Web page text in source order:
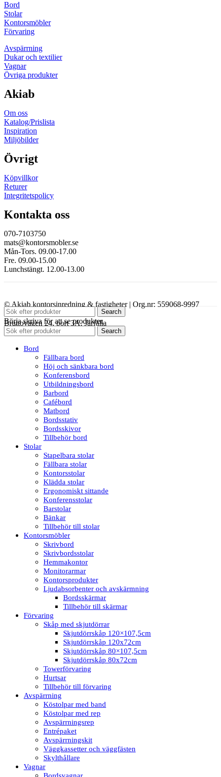
Bord
Stolar
Kontorsmöbler
Förvaring
Avspärrning
Dukar och textilier
Vagnar
Övriga produkter
Akiab
Om oss
Katalog/Prislista
Inspiration
Miljöbilder
Övrigt
Köpvillkor
Returer
Integritetspolicy
Kontakta oss
070-7103750
mats@kontorsmobler.se
Mån-Tors. 09.00-17.00
Fre. 09.00-15.00
Lunchstängt. 12.00-13.00
© Akiab kontorsinredning & fastigheter | Org.nr: 559068-9997
Bruttovägen 24, port 3A, Järfälla
Search
Börja skriva för att se produkter.
Search
Bord
Fällbara bord
Höj och sänkbara bord
Konferensbord
Utbildningsbord
Barbord
Cafébord
Matbord
Bordsstativ
Bordsskivor
Tillbehör bord
Stolar
Stapelbara stolar
Fällbara stolar
Kontorsstolar
Klädda stolar
Ergonomiskt sittande
Konferensstolar
Barstolar
Bänkar
Tillbehör till stolar
Kontorsmöbler
Skrivbord
Skrivbordsstolar
Hemmakontor
Monitorarmar
Kontorsprodukter
Ljudabsorbenter och avskärmning
Bordsskärmar
Tillbehör till skärmar
Förvaring
Skåp med skjutdörrar
Skjutdörrskåp 120×107,5cm
Skjutdörrskåp 120x72cm
Skjutdörrskåp 80×107,5cm
Skjutdörrskåp 80x72cm
Towerförvaring
Hurtsar
Tillbehör till förvaring
Avspärrning
Köstolpar med band
Köstolpar med rep
Avspärrningsrep
Entrépaket
Avspärrningskit
Väggkassetter och väggfästen
Skylthållare
Vagnar